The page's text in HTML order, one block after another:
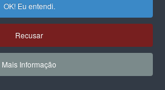
OK! Eu entendi.
Recusar
Mais Informação
“A noção de
é profunda”.
especial com Eva